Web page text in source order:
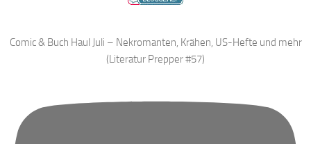
Comic & Buch Haul Juli – Nekromanten, Krähen, US-Hefte und mehr
(Literatur Prepper #57)